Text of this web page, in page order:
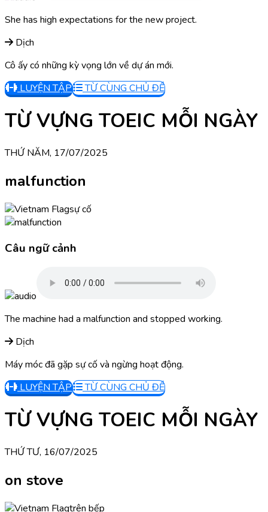
She has high expectations for the new project.
Dịch
Cô ấy có những kỳ vọng lớn về dự án mới.
LUYỆN TẬP
TỪ CÙNG CHỦ ĐỀ
TỪ VỰNG TOEIC MỖI NGÀY
THỨ NĂM, 17/07/2025
malfunction
sự cố
Câu ngữ cảnh
The machine had a malfunction and stopped working.
Dịch
Máy móc đã gặp sự cố và ngừng hoạt động.
LUYỆN TẬP
TỪ CÙNG CHỦ ĐỀ
TỪ VỰNG TOEIC MỖI NGÀY
THỨ TƯ, 16/07/2025
on stove
trên bếp